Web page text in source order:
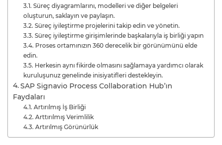
Süreç diyagramlarını, modelleri ve diğer belgeleri
oluşturun, saklayın ve paylaşın.
Süreç iyileştirme projelerini takip edin ve yönetin.
Süreç iyileştirme girişimlerinde başkalarıyla iş birliği yapın
Proses ortamınızın 360 derecelik bir görünümünü elde
edin.
Herkesin aynı fikirde olmasını sağlamaya yardımcı olarak
kuruluşunuz genelinde inisiyatifleri destekleyin.
SAP Signavio Process Collaboration Hub’ın
Faydaları
Artırılmış İş Birliği
Arttırılmış Verimlilik
Artırılmış Görünürlük